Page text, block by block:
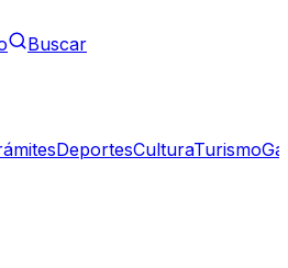
Buscar
DeportesCulturaTurismo